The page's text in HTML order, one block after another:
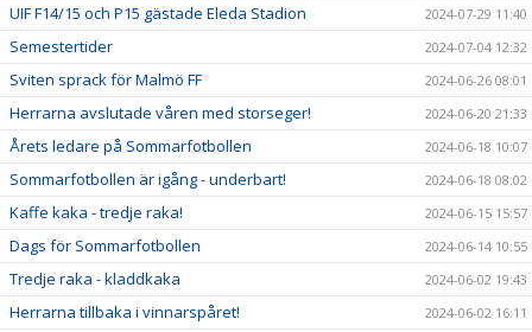
UIF F14/15 och P15 gästade Eleda Stadion 2024-07-29 11:40
Semestertider 2024-07-04 12:32
Sviten sprack för Malmö FF 2024-06-26 08:01
Herrarna avslutade våren med storseger! 2024-06-20 21:33
Årets ledare på Sommarfotbollen 2024-06-18 10:07
Sommarfotbollen är igång - underbart! 2024-06-18 08:02
Kaffe kaka - tredje raka! 2024-06-15 15:57
Dags för Sommarfotbollen 2024-06-14 10:55
Tredje raka - kladdkaka 2024-06-02 19:43
Herrarna tillbaka i vinnarspåret! 2024-06-02 16:11